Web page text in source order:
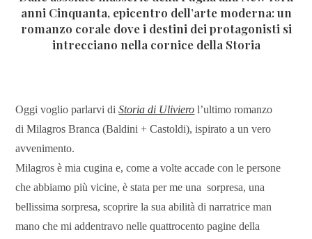
anni Cinquanta, epicentro dell’arte moderna: un
romanzo corale dove i destini dei protagonisti si
intrecciano nella cornice della Storia
Oggi voglio parlarvi diStoria di Uliviero l’ultimo romanzo
di Milagros Branca (Baldini + Castoldi), ispirato a un vero
avvenimento.
Milagros è mia cugina e, come a volte accade con le persone
che abbiamo più vicine, è stata per me una sorpresa, una
bellissima sorpresa, scoprire la sua abilità di narratrice man
mano che mi addentravo nelle quattrocento pagine della